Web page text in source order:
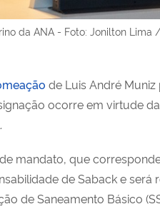
da ANA - Foto: Jonilton Lima
de Luis André
ocorre em virtude
mandato, que
de Saback e
de Saneamento Básico